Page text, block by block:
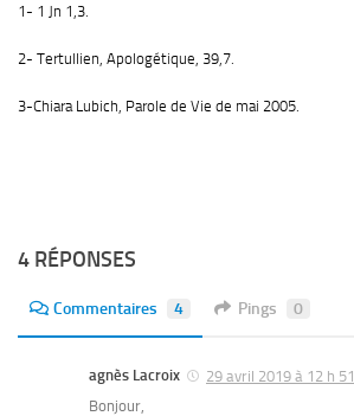
1- 1 Jn 1,3.
2- Tertullien, Apologétique, 39,7.
3-Chiara Lubich, Parole de Vie de mai 2005.
4 RÉPONSES
Commentaires 4 Pings 0
agnès Lacroix
29 avril 2019 à 12 h
Bonjour,